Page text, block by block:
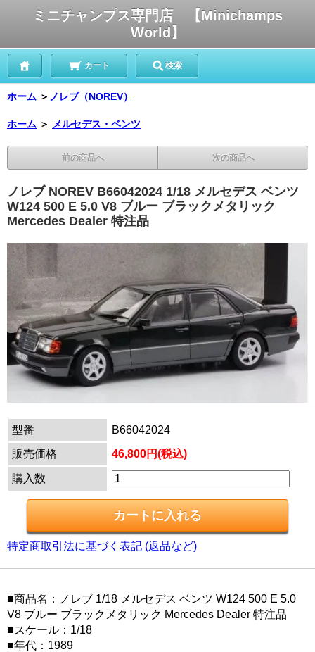
ミニチャンプス専門店 【Minichamps
World】
カート 検索
ホーム ＞ ノレブ（NOREV）
ホーム ＞ メルセデス・ベンツ
前の商品へ 次の商品へ
ノレブ NOREV B66042024 1/18 メルセデス ベンツ
W124 500 E 5.0 V8 ブルー ブラックメタリック
Mercedes Dealer 特注品
型番
B66042024
販売価格
46,800円(税込)
購入数
特定商取引法に基づく表記 (返品など)
■商品名：ノレブ 1/18 メルセデス ベンツ W124 500 E 5.0
V8 ブルー ブラックメタリック Mercedes Dealer 特注品
■スケール：1/18
■年代：1989